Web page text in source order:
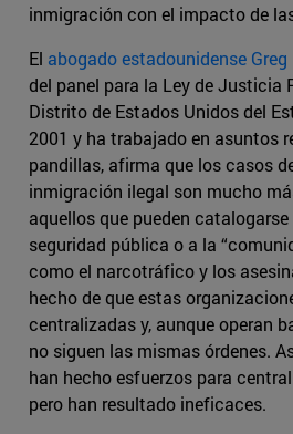
inmigración con el impacto de
El abogado estadounidense Greg
del panel para la Ley de Justicia
Distrito de Estados Unidos del
2001 y ha trabajado en asuntos
pandillas, afirma que los casos
inmigración ilegal son mucho
aquellos que pueden
seguridad pública o a la
como el narcotráfico y los
hecho de que estas
centralizadas y, aunque operan
no siguen las mismas órdenes.
han hecho esfuerzos para
pero han resultado ineficaces.